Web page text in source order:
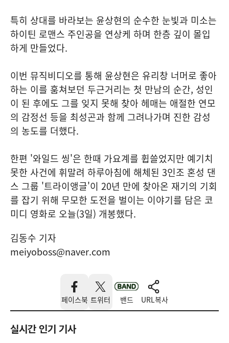
특히 상대를 바라보는 윤상현의 순수한 눈빛과 미소는
하이틴 로맨스 주인공을 연상케 하며 한층 깊이 몰입
하게 만들었다.
이번 뮤직비디오를 통해 윤상현은 유리창 너머로 좋아
하는 이를 훔쳐보던 두근거리는 첫 만남의 순간, 성인
이 된 후에도 그를 잊지 못해 찾아 헤매는 애절한 연모
의 감정선 등을 최성곤과 함께 그려나가며 진한 감성
의 농도를 더했다.
한편 '와일드 씽'은 한때 가요계를 휩쓸었지만 예기치
못한 사건에 휘말려 하루아침에 해체된 3인조 혼성 댄
스 그룹 '트라이앵글'이 20년 만에 찾아온 재기의 기회
를 잡기 위해 무모한 도전을 벌이는 이야기를 담은 코
미디 영화로 오늘(3일) 개봉했다.
김동수 기자
meiyoboss@naver.com
페이스북 트위터 밴드 URL복사
실시간 인기 기사